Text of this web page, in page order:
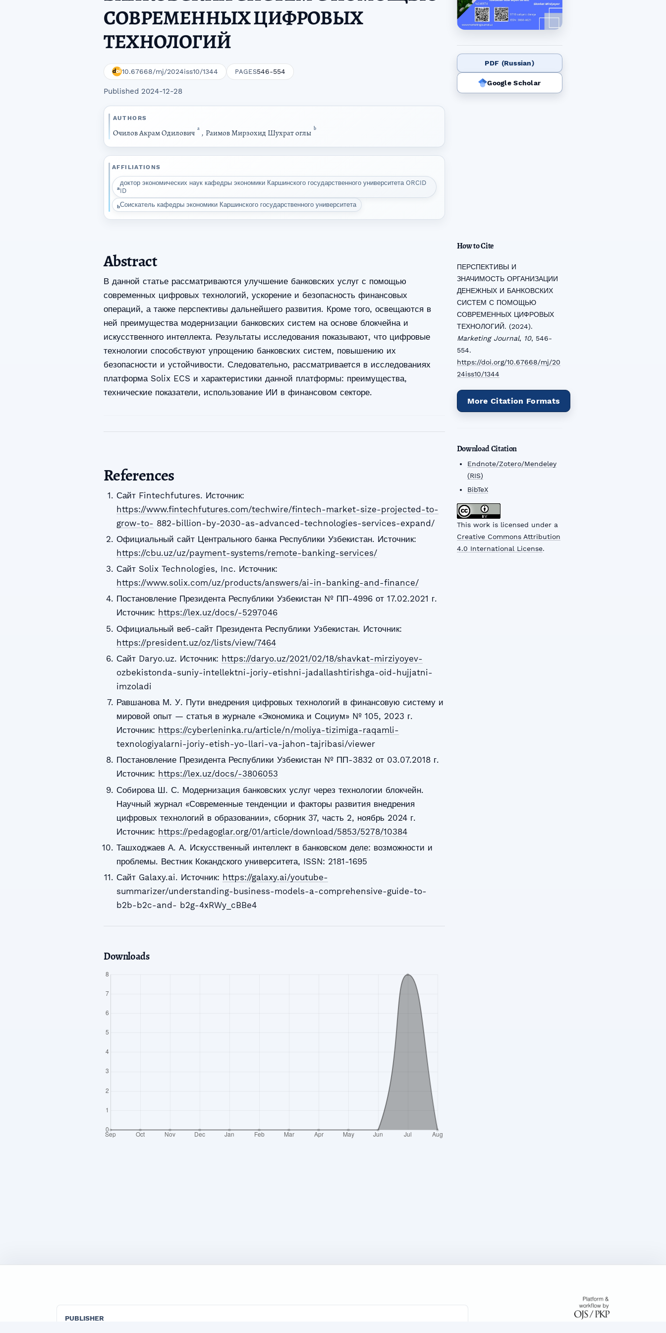
СОВРЕМЕННЫХ ЦИФРОВЫХ
ТЕХНОЛОГИЙ
10.67668/mj/2024iss10/1344 PAGES546-554
Published 2024-12-28
AUTHORS
Очилов Акрам Одилович a , Раимов Мирзохид Шухрат оглы b
AFFILIATIONS
a
доктор экономических наук кафедры экономики Каршинского государственного университета ORCID
ID
bСоискатель кафедры экономики Каршинского государственного университета
PDF (Russian)
Google Scholar
How to Cite
ПЕРСПЕКТИВЫ И
ЗНАЧИМОСТЬ ОРГАНИЗАЦИИ
ДЕНЕЖНЫХ И БАНКОВСКИХ
СИСТЕМ С ПОМОЩЬЮ
СОВРЕМЕННЫХ ЦИФРОВЫХ
ТЕХНОЛОГИЙ. (2024).
Marketing Journal, 10, 546-
554.
https://doi.org/10.67668/mj/20
24iss10/1344
More Citation Formats
Download Citation
Endnote/Zotero/Mendeley
(RIS)
BibTeX
This work is licensed under a
Creative Commons Attribution
4.0 International License.
Abstract
В данной статье рассматриваются улучшение банковских услуг с помощью
современных цифровых технологий, ускорение и безопасность финансовых
операций, а также перспективы дальнейшего развития. Кроме того, освещаются в
ней преимущества модернизации банковских систем на основе блокчейна и
искусственного интеллекта. Результаты исследования показывают, что цифровые
технологии способствуют упрощению банковских систем, повышению их
безопасности и устойчивости. Следовательно, рассматривается в исследованиях
платформа Solix ECS и характеристики данной платформы: преимущества,
технические показатели, использование ИИ в финансовом секторе.
References
Сайт Fintechfutures. Источник:
https://www.fintechfutures.com/techwire/fintech-market-size-projected-to-
grow-to- 882-billion-by-2030-as-advanced-technologies-services-expand/
Официальный сайт Центрального банка Республики Узбекистан. Источник:
https://cbu.uz/uz/payment-systems/remote-banking-services/
Сайт Solix Technologies, Inc. Источник:
https://www.solix.com/uz/products/answers/ai-in-banking-and-finance/
Постановление Президента Республики Узбекистан № ПП-4996 от 17.02.2021 г.
Источник: https://lex.uz/docs/-5297046
Официальный веб-сайт Президента Республики Узбекистан. Источник:
https://president.uz/oz/lists/view/7464
Сайт Daryo.uz. Источник: https://daryo.uz/2021/02/18/shavkat-mirziyoyev-
ozbekistonda-suniy-intellektni-joriy-etishni-jadallashtirishga-oid-hujjatni-
imzoladi
Равшанова М. У. Пути внедрения цифровых технологий в финансовую систему и
мировой опыт — статья в журнале «Экономика и Социум» № 105, 2023 г.
Источник: https://cyberleninka.ru/article/n/moliya-tizimiga-raqamli-
texnologiyalarni-joriy-etish-yo-llari-va-jahon-tajribasi/viewer
Постановление Президента Республики Узбекистан № ПП-3832 от 03.07.2018 г.
Источник: https://lex.uz/docs/-3806053
Собирова Ш. С. Модернизация банковских услуг через технологии блокчейн.
Научный журнал «Современные тенденции и факторы развития внедрения
цифровых технологий в образовании», сборник 37, часть 2, ноябрь 2024 г.
Источник: https://pedagoglar.org/01/article/download/5853/5278/10384
Ташходжаев А. А. Искусственный интеллект в банковском деле: возможности и
проблемы. Вестник Кокандского университета, ISSN: 2181-1695
Сайт Galaxy.ai. Источник: https://galaxy.ai/youtube-
summarizer/understanding-business-models-a-comprehensive-guide-to-
b2b-b2c-and- b2g-4xRWy_cBBe4
Downloads
PUBLISHER